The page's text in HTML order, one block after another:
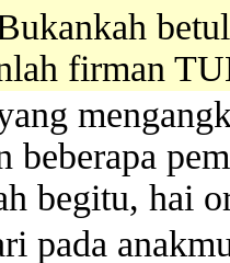
firman
beberapa
begitu, hai
pada